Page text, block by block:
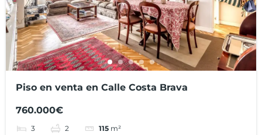
Piso en venta en Calle Costa Brava
760.000€
3 2 115 m²